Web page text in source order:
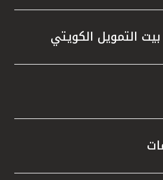
التمويل الكويتي